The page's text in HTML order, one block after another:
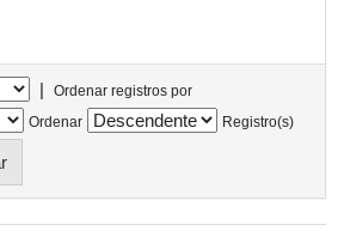
|
Ordenar registros por
Ordenar
Registro(s)